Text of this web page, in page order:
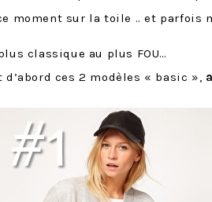
moment sur la toile .. et parfois
classique au plus FOU…
d’abord ces 2 modèles « basic »,